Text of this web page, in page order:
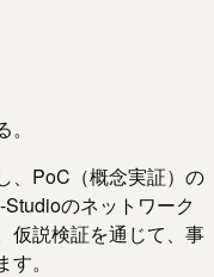
、PoC（概念実証）の
のネットワーク
仮説検証を通じて、事
。